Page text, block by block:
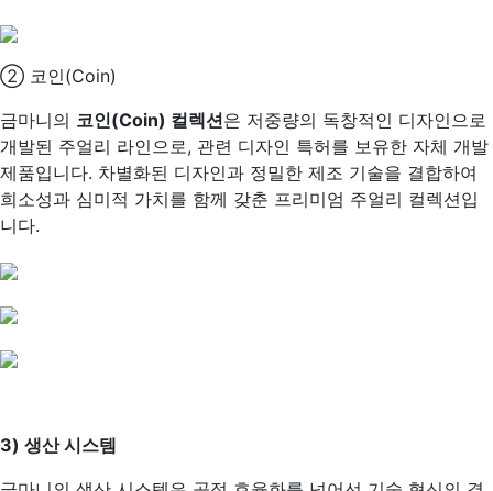
② 코인(Coin)
금마니의 코인(Coin) 컬렉션은 저중량의 독창적인 디자인으로
개발된 주얼리 라인으로, 관련 디자인 특허를 보유한 자체 개발
제품입니다. 차별화된 디자인과 정밀한 제조 기술을 결합하여
희소성과 심미적 가치를 함께 갖춘 프리미엄 주얼리 컬렉션입
니다.
3) 생산 시스템